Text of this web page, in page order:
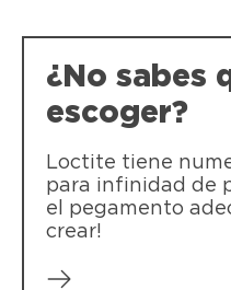
¿No sabes
escoger?
Loctite tiene
para infinidad de
el pegamento
crear!